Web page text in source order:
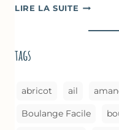
LIRE LA SUITE
tags
abricot ail
Boulange Facile